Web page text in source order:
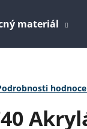
materiál